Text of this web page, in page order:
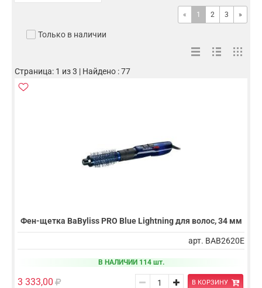
« 1 2 3 »
Только в наличии
Страница: 1 из 3 | Найдено : 77
Фен-щетка BaByliss PRO Blue Lightning для волос, 34 мм
арт. BAB2620E
В НАЛИЧИИ 114 шт.
3 333,00 В КОРЗИНУ